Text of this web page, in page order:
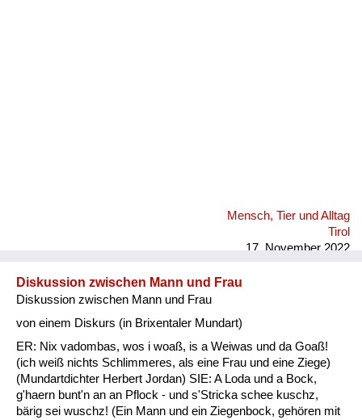
Mensch, Tier und Alltag
Tirol
17. November 2022
Diskussion zwischen Mann und Frau
Diskussion zwischen Mann und Frau
von einem Diskurs (in Brixentaler Mundart)
ER: Nix vadombas, wos i woaß, is a Weiwas und da Goaß!
(ich weiß nichts Schlimmeres, als eine Frau und eine Ziege)
(Mundartdichter Herbert Jordan) SIE: A Loda und a Bock,
g'haern bunt'n an an Pflock - und s'Stricka schee kuschz,
bärig sei wuschz! (Ein Mann und ein Ziegenbock, gehören mit